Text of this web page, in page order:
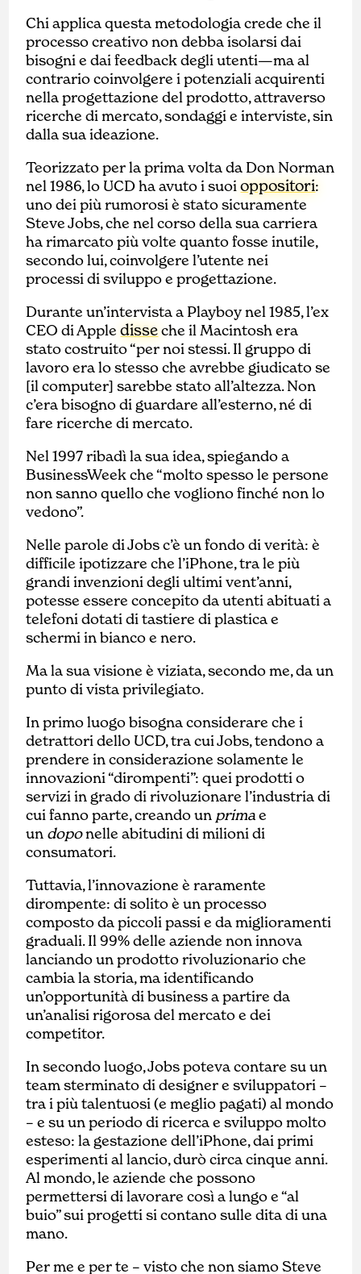
Chi applica questa metodologia crede che il
processo creativo non debba isolarsi dai
bisogni e dai feedback degli utenti—ma al
contrario coinvolgere i potenziali acquirenti
nella progettazione del prodotto, attraverso
ricerche di mercato, sondaggi e interviste, sin
dalla sua ideazione.
Teorizzato per la prima volta da Don Norman
nel 1986, lo UCD ha avuto i suoioppositori:
uno dei più rumorosi è stato sicuramente
Steve Jobs, che nel corso della sua carriera
ha rimarcato più volte quanto fosse inutile,
secondo lui, coinvolgere l’utente nei
processi di sviluppo e progettazione.
Durante un’intervista a Playboy nel 1985, l’ex
CEO di Appledisseche il Macintosh era
stato costruito “per noi stessi. Il gruppo di
lavoro era lo stesso che avrebbe giudicato se
[il computer] sarebbe stato all’altezza. Non
c’era bisogno di guardare all’esterno, né di
fare ricerche di mercato.
Nel 1997 ribadì la sua idea, spiegando a
BusinessWeek che “molto spesso le persone
non sanno quello che vogliono finché non lo
vedono”.
Nelle parole di Jobs c’è un fondo di verità: è
difficile ipotizzare che l’iPhone, tra le più
grandi invenzioni degli ultimi vent’anni,
potesse essere concepito da utenti abituati a
telefoni dotati di tastiere di plastica e
schermi in bianco e nero.
Ma la sua visione è viziata, secondo me, da un
punto di vista privilegiato.
In primo luogo bisogna considerare che i
detrattori dello UCD, tra cui Jobs, tendono a
prendere in considerazione solamente le
innovazioni “dirompenti”: quei prodotti o
servizi in grado di rivoluzionare l’industria di
cui fanno parte, creando un primae
un doponelle abitudini di milioni di
consumatori.
Tuttavia, l’innovazione è raramente
dirompente: di solito è un processo
composto da piccoli passi e da miglioramenti
graduali. Il 99% delle aziende non innova
lanciando un prodotto rivoluzionario che
cambia la storia, ma identificando
un’opportunità di business a partire da
un’analisi rigorosa del mercato e dei
competitor.
In secondo luogo, Jobs poteva contare su un
team sterminato di designer e sviluppatori –
tra i più talentuosi (e meglio pagati) al mondo
– e su un periodo di ricerca e sviluppo molto
esteso: la gestazione dell’iPhone, dai primi
esperimenti al lancio, durò circa cinque anni.
Al mondo, le aziende che possono
permettersi di lavorare così a lungo e “al
buio” sui progetti si contano sulle dita di una
mano.
Per me e per te – visto che non siamo Steve